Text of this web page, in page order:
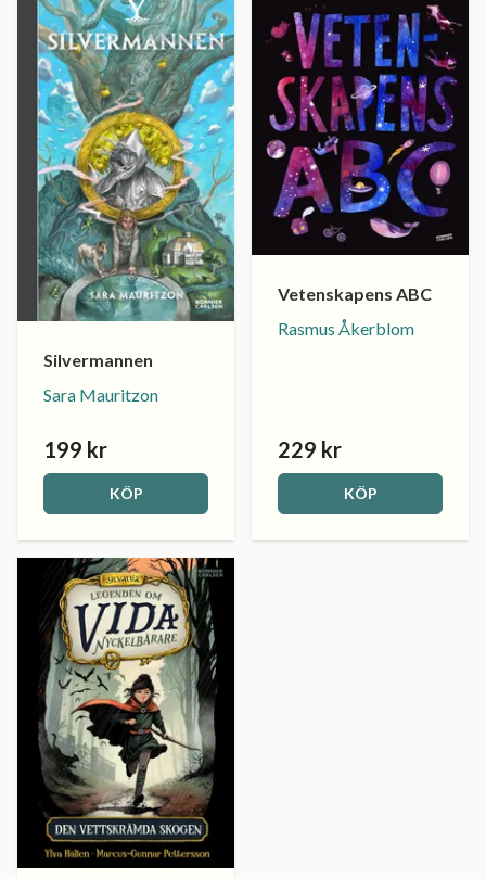
Silvermannen
Sara Mauritzon
199 kr
KÖP
Vetenskapens ABC
Rasmus Åkerblom
229 kr
KÖP